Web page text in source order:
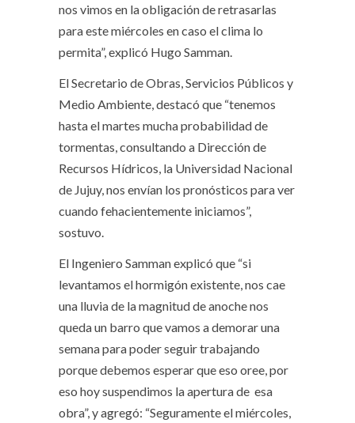
nos vimos en la obligación de retrasarlas
para este miércoles en caso el clima lo
permita”, explicó Hugo Samman.
El Secretario de Obras, Servicios Públicos y
Medio Ambiente, destacó que “tenemos
hasta el martes mucha probabilidad de
tormentas, consultando a Dirección de
Recursos Hídricos, la Universidad Nacional
de Jujuy, nos envían los pronósticos para ver
cuando fehacientemente iniciamos”,
sostuvo.
El Ingeniero Samman explicó que “si
levantamos el hormigón existente, nos cae
una lluvia de la magnitud de anoche nos
queda un barro que vamos a demorar una
semana para poder seguir trabajando
porque debemos esperar que eso oree, por
eso hoy suspendimos la apertura de esa
obra”, y agregó: “Seguramente el miércoles,